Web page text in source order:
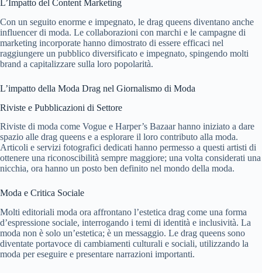
L’Impatto del Content Marketing
Con un seguito enorme e impegnato, le drag queens diventano anche
influencer di moda. Le collaborazioni con marchi e le campagne di
marketing incorporate hanno dimostrato di essere efficaci nel
raggiungere un pubblico diversificato e impegnato, spingendo molti
brand a capitalizzare sulla loro popolarità.
L’impatto della Moda Drag nel Giornalismo di Moda
Riviste e Pubblicazioni di Settore
Riviste di moda come Vogue e Harper’s Bazaar hanno iniziato a dare
spazio alle drag queens e a esplorare il loro contributo alla moda.
Articoli e servizi fotografici dedicati hanno permesso a questi artisti di
ottenere una riconoscibilità sempre maggiore; una volta considerati una
nicchia, ora hanno un posto ben definito nel mondo della moda.
Moda e Critica Sociale
Molti editoriali moda ora affrontano l’estetica drag come una forma
d’espressione sociale, interrogando i temi di identità e inclusività. La
moda non è solo un’estetica; è un messaggio. Le drag queens sono
diventate portavoce di cambiamenti culturali e sociali, utilizzando la
moda per eseguire e presentare narrazioni importanti.